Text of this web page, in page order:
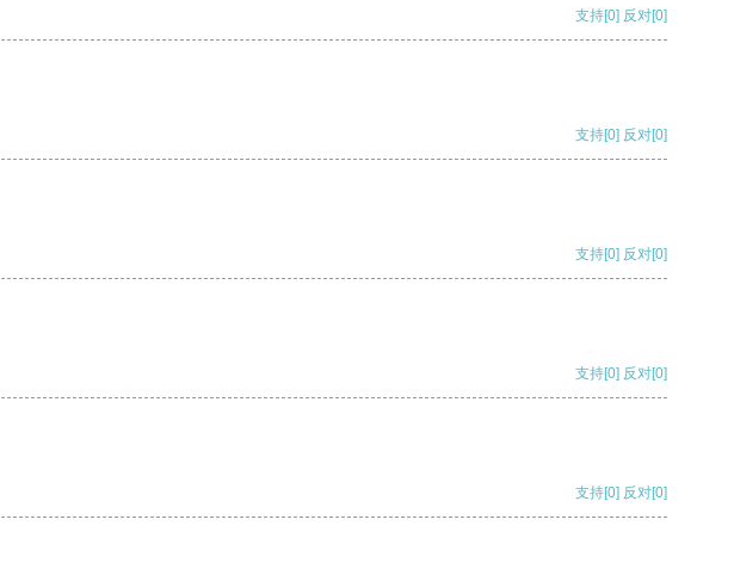
支持[0] 反对[0]
支持[0] 反对[0]
支持[0] 反对[0]
支持[0] 反对[0]
支持[0] 反对[0]